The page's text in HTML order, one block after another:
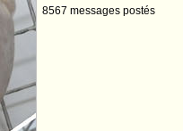
8567 messages postés